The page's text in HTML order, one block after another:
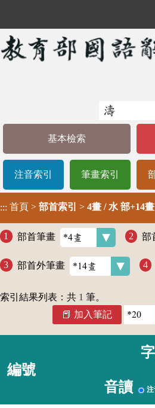
基本檢索
注音索引 筆畫索引
::: 首頁 > 部首索引 > 4畫 / 水 部+14
部首筆畫 部
部首外筆畫
索引結果列表：共 1 筆。
加入筆記
編號
音讀